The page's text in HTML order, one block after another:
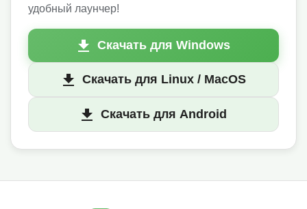
удобный лаунчер!
Скачать для Windows
Скачать для Linux / MacOS
Скачать для Android